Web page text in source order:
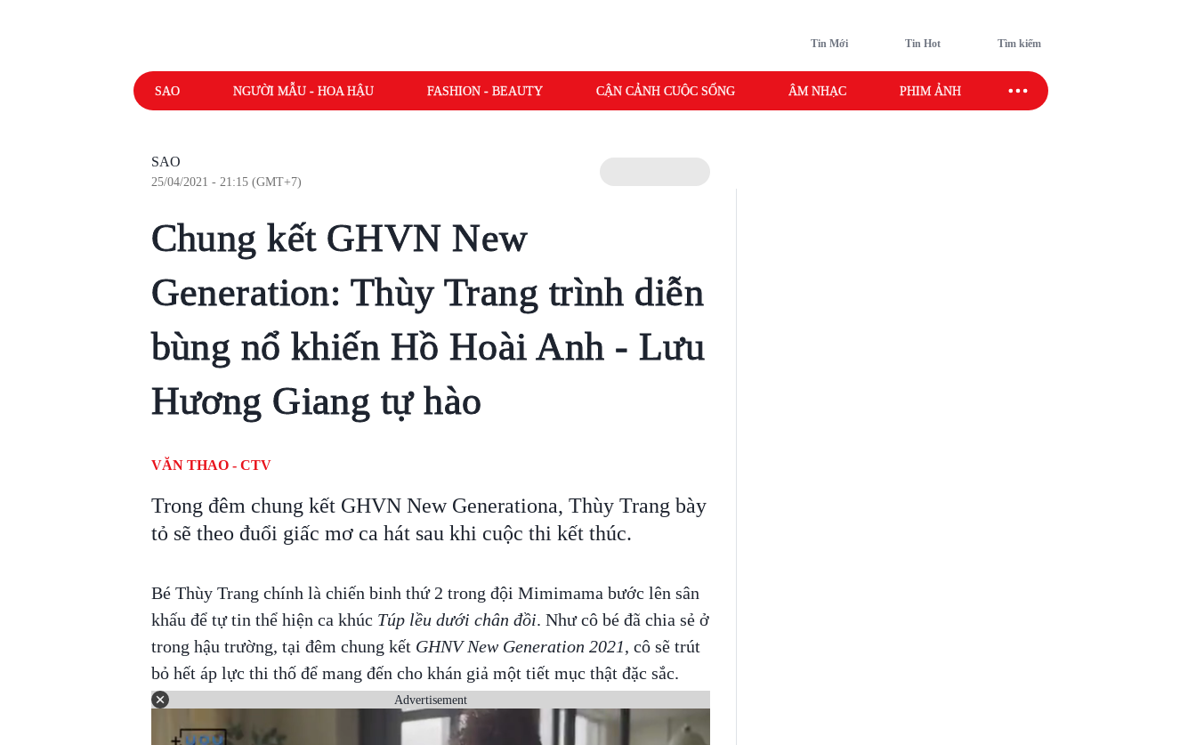
Tin Mới Tin Hot Tìm kiếm
SAO NGƯỜI MẪU - HOA HẬU FASHION - BEAUTY CẬN CẢNH CUỘC SỐNG ÂM NHẠC PHIM ẢNH SAO SPORT
SAO
25/04/2021 - 21:15 (GMT+7)
Chung kết GHVN New
Generation: Thùy Trang trình diễn
bùng nổ khiến Hồ Hoài Anh - Lưu
Hương Giang tự hào
VĂN THAO - CTV
Trong đêm chung kết GHVN New Generationa, Thùy Trang bày
tỏ sẽ theo đuổi giấc mơ ca hát sau khi cuộc thi kết thúc.
Bé Thùy Trang chính là chiến binh thứ 2 trong đội Mimimama bước lên sân
khấu để tự tin thể hiện ca khúc Túp lều dưới chân đồi. Như cô bé đã chia sẻ ở
trong hậu trường, tại đêm chung kết GHNV New Generation 2021, cô sẽ trút
bỏ hết áp lực thi thố để mang đến cho khán giả một tiết mục thật đặc sắc.
Advertisement